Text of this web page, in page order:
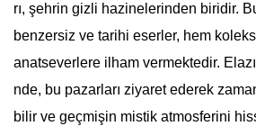
rı, şehrin gizli hazinelerinden biridir.
benzersiz ve tarihi eserler, hem
anatseverlere ilham vermektedir.
nde, bu pazarları ziyaret ederek
bilir ve geçmişin mistik atmosferini